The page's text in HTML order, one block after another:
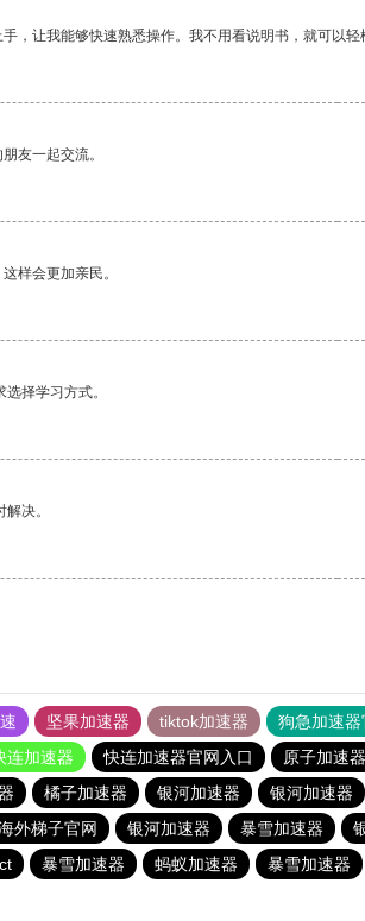
，让我能够快速熟悉操作。我不用看说明书，就可以轻
友一起交流。
样会更加亲民。
择学习方式。
决。
坚果加速器 tiktok加速器 狗急加速器
连加速器 快连加速器官网入口 原子加速器
橘子加速器 银河加速器 银河加速器
外梯子官网 银河加速器 暴雪加速器
暴雪加速器 蚂蚁加速器 暴雪加速器